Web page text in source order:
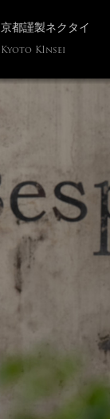
京都謹製ネクタイ
Kyoto KInsei